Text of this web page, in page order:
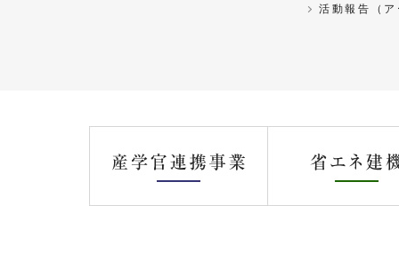
活動報告（